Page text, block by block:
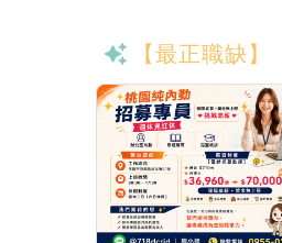
【最正職缺】